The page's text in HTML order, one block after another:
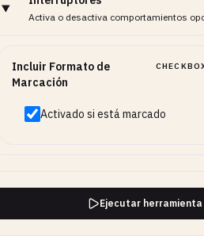
Activa o desactiva comportamientos
Incluir Formato de
Marcación
Activado si está marcado
Ejecutar herramienta